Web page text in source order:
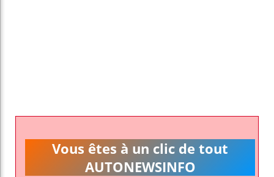
Vous êtes à un clic de tout
AUTONEWSINFO